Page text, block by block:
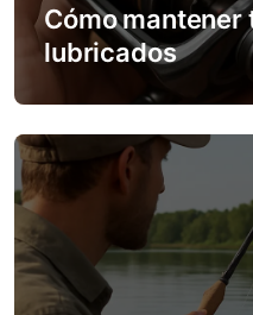
o
n
Cómo mantener
lubricados